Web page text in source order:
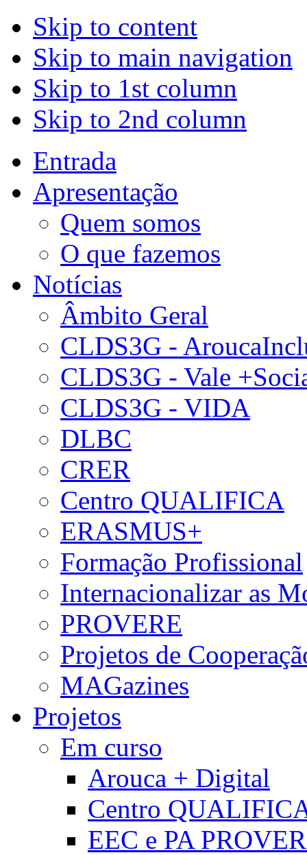
Skip to content
Skip to main navigation
Skip to 1st column
Skip to 2nd column
Entrada
Apresentação
Quem somos
O que fazemos
Notícias
Âmbito Geral
CLDS3G -
CLDS3G - Vale
CLDS3G - VIDA
DLBC
CRER
Centro QUALIFICA
ERASMUS+
Formação Profissional
Internacionalizar as
PROVERE
Projetos de
MAGazines
Projetos
Em curso
Arouca + Digital
Centro
EEC e PA